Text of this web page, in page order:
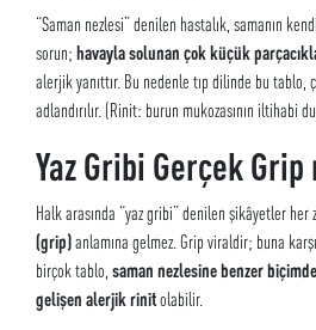
“Saman nezlesi” denilen hastalık, samanın
sorun; havayla solunan çok küçük
alerjik yanıttır. Bu nedenle tıp dilinde bu tablo,
adlandırılır. (Rinit: burun mukozasının iltihabi
Yaz Gribi Gerçek Grip
Halk arasında “yaz gribi” denilen şikâyetler her
(grip)anlamına gelmez. Grip viraldir; buna
birçok tablo, saman nezlesine benzer
gelişen alerjik rinitolabilir.